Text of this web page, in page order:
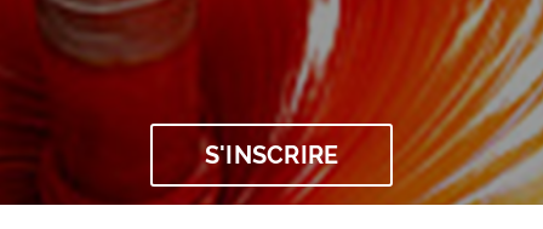
S'INSCRIRE